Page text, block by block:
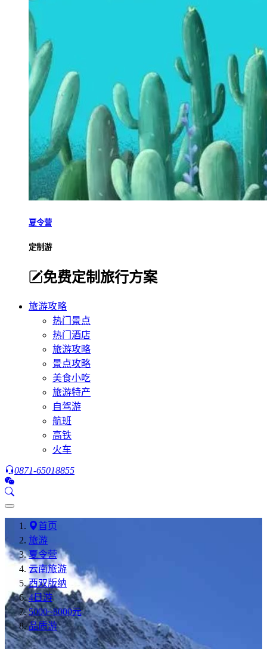
夏令营
定制游
免费定制旅行方案
旅游攻略
热门景点
热门酒店
旅游攻略
景点攻略
美食小吃
旅游特产
自驾游
航班
高铁
火车
0871-65018855
首页
旅游
夏令营
云南旅游
西双版纳
4日游
5000~8000元
品质游